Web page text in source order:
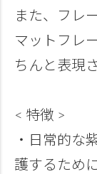
また、フレ
マットフレ
ちんと表現
< 特徴 >
・日常的な
護するため